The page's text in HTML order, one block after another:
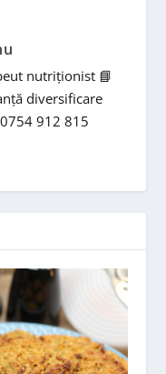
nutriționist 📘
diversificare
912 815